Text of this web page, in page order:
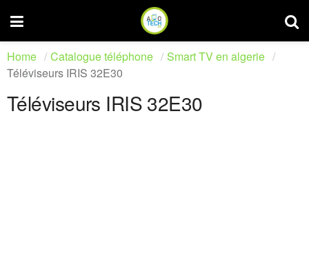
Home Catalogue téléphone
Smart TV en algerie
Téléviseurs IRIS 32E30
Téléviseurs IRIS 32E30